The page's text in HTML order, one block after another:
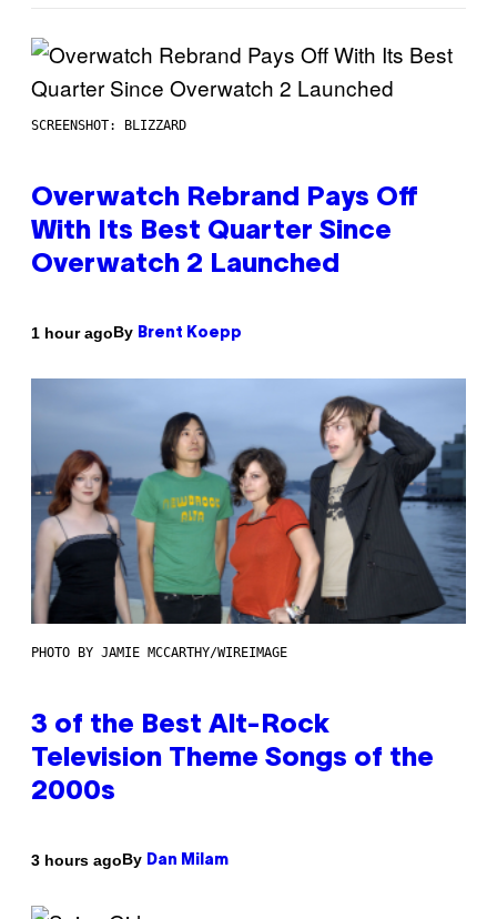
SCREENSHOT: BLIZZARD
Overwatch Rebrand Pays Off
With Its Best Quarter Since
Overwatch 2 Launched
1 hour agoBy Brent Koepp
PHOTO BY JAMIE MCCARTHY/WIREIMAGE
3 of the Best Alt-Rock
Television Theme Songs of the
2000s
3 hours agoBy Dan Milam